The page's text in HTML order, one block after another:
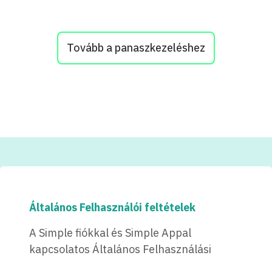
Tovább a panaszkezeléshez
Általános Felhasználói feltételek
A Simple fiókkal és Simple Appal
kapcsolatos Általános Felhasználási